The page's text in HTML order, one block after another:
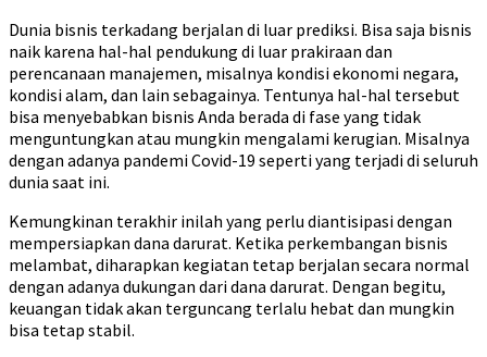
Dunia bisnis terkadang berjalan di luar prediksi. Bisa saja bisnis
naik karena hal-hal pendukung di luar prakiraan dan
perencanaan manajemen, misalnya kondisi ekonomi negara,
kondisi alam, dan lain sebagainya. Tentunya hal-hal tersebut
bisa menyebabkan bisnis Anda berada di fase yang tidak
menguntungkan atau mungkin mengalami kerugian. Misalnya
dengan adanya pandemi Covid-19 seperti yang terjadi di seluruh
dunia saat ini.
Kemungkinan terakhir inilah yang perlu diantisipasi dengan
mempersiapkan dana darurat. Ketika perkembangan bisnis
melambat, diharapkan kegiatan tetap berjalan secara normal
dengan adanya dukungan dari dana darurat. Dengan begitu,
keuangan tidak akan terguncang terlalu hebat dan mungkin
bisa tetap stabil.